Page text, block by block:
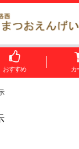
おすすめ カ